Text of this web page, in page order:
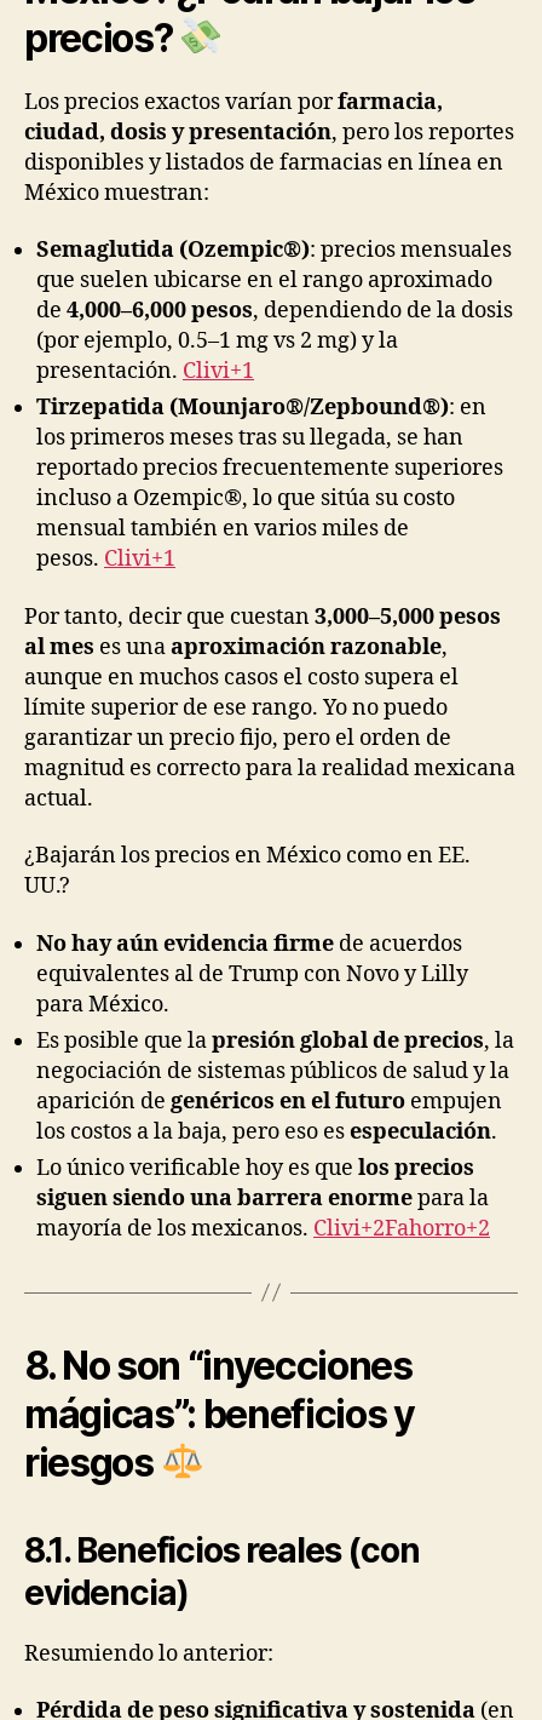
precios?
Los precios exactos varían porfarmacia,
ciudad, dosis y presentación, pero los reportes
disponibles y listados de farmacias en línea en
México muestran:
Semaglutida (Ozempic®): precios mensuales
que suelen ubicarse en el rango aproximado
de 4,000–6,000 pesos, dependiendo de la dosis
(por ejemplo, 0.5–1 mg vs 2 mg) y la
presentación. Clivi+1
Tirzepatida (Mounjaro®/Zepbound®): en
los primeros meses tras su llegada, se han
reportado precios frecuentemente superiores
incluso a Ozempic®, lo que sitúa su costo
mensual también en varios miles de
pesos. Clivi+1
Por tanto, decir que cuestan3,000–5,000 pesos
al mes es unaaproximación razonable,
aunque en muchos casos el costo supera el
límite superior de ese rango. Yo no puedo
garantizar un precio fijo, pero el orden de
magnitud es correcto para la realidad mexicana
actual.
¿Bajarán los precios en México como en EE.
UU.?
No hay aún evidencia firme de acuerdos
equivalentes al de Trump con Novo y Lilly
para México.
Es posible que lapresión global de precios, la
negociación de sistemas públicos de salud y la
aparición de genéricos en el futuro empujen
los costos a la baja, pero eso esespeculación.
Lo único verificable hoy es que los precios
siguen siendo una barrera enormepara la
mayoría de los mexicanos. Clivi+2Fahorro+2
8. No son “inyecciones
mágicas”: beneficios y
riesgos
8.1. Beneficios reales (con
evidencia)
Resumiendo lo anterior:
Pérdida de peso significativa y sostenida (en